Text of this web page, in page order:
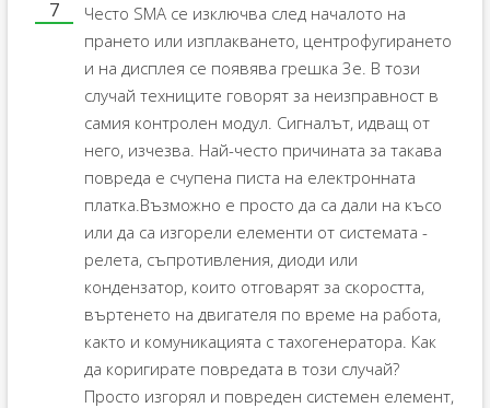
Често SMA се изключва след началото на
прането или изплакването, центрофугирането
и на дисплея се появява грешка 3e. В този
случай техниците говорят за неизправност в
самия контролен модул. Сигналът, идващ от
него, изчезва. Най-често причината за такава
повреда е счупена писта на електронната
платка.Възможно е просто да са дали на късо
или да са изгорели елементи от системата -
релета, съпротивления, диоди или
кондензатор, които отговарят за скоростта,
въртенето на двигателя по време на работа,
както и комуникацията с тахогенератора. Как
да коригирате повредата в този случай?
Просто изгорял и повреден системен елемент,